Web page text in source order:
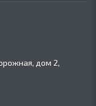
дом 2,